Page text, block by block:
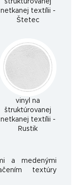
štruktúrovanej
netkanej textílii -
Štetec
vinyl na
štruktúrovanej
netkanej textílii -
Rustik
a medenými
textúry